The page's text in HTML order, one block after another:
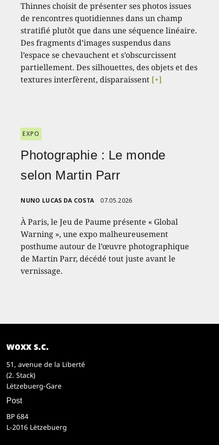
Thinnes choisit de présenter ses photos issues
de rencontres quotidiennes dans un champ
stratifié plutôt que dans une séquence linéaire.
Des fragments d’images suspendus dans
l’espace se chevauchent et s’obscurcissent
partiellement. Des silhouettes, des objets et des
textures interfèrent, disparaissent [+]
EXPO
Photographie : Le monde
selon Martin Parr
NUNO LUCAS DA COSTA 07.05.2026
À Paris, le Jeu de Paume présente « Global
Warning », une expo malheureusement
posthume autour de l’œuvre photographique
de Martin Parr, décédé tout juste avant le
vernissage.
woxx s.c.
51, avenue de la Liberté
(2. Stack)
Lëtzebuerg-Gare
Post
BP 684
L-2016 Lëtzebuerg